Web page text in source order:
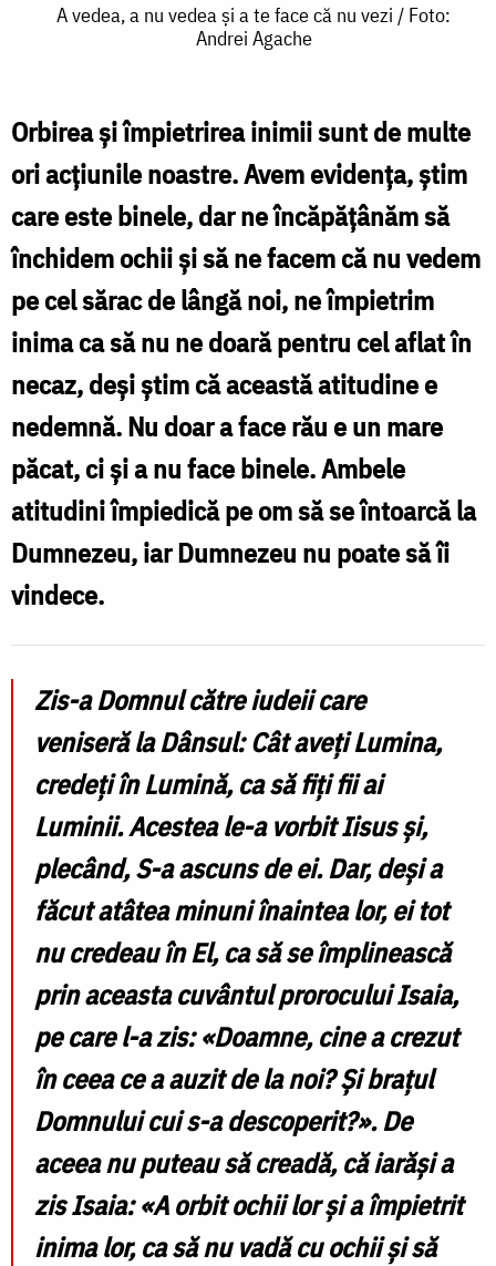
nu
vedea
și
că
nu
vezi
/
Foto:
Andrei
Agache
A vedea, a nu vedea și a te face că nu vezi / Foto:
Andrei Agache
Orbirea și împietrirea inimii sunt de multe
ori acțiunile noastre. Avem evidența, știm
care este binele, dar ne încăpățânăm să
închidem ochii și să ne facem că nu vedem
pe cel sărac de lângă noi, ne împietrim
inima ca să nu ne doară pentru cel aflat în
necaz, deși știm că această atitudine e
nedemnă. Nu doar a face rău e un mare
păcat, ci și a nu face binele. Ambele
atitudini împiedică pe om să se întoarcă la
Dumnezeu, iar Dumnezeu nu poate să îi
vindece.
Zis-a Domnul către iudeii care
veniseră la Dânsul: Cât aveți Lumina,
credeți în Lumină, ca să fiți fii ai
Luminii. Acestea le-a vorbit Iisus și,
plecând, S-a ascuns de ei. Dar, deși a
făcut atâtea minuni înaintea lor, ei tot
nu credeau în El, ca să se împlinească
prin aceasta cuvântul prorocului Isaia,
pe care l-a zis: «Doamne, cine a crezut
în ceea ce a auzit de la noi? Și brațul
Domnului cui s-a descoperit?». De
aceea nu puteau să creadă, că iarăși a
zis Isaia: «A orbit ochii lor și a împietrit
inima lor, ca să nu vadă cu ochii și să